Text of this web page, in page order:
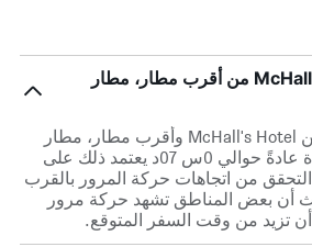
ما مدى قرب McHall's Hotel من أقرب مطار، مطار
ضمن مسافة 9.2 كم بين McHall's Hotel وأقرب مطار، مطار
بلاكبول، تستغرق القيادة عادةً حوالي 0س 07د يعتمد ذلك على
من اتجاهات حركة المرور بالقرب
أن بعض المناطق تشهد حركة مرور
تزيد من وقت السفر المتوقع.